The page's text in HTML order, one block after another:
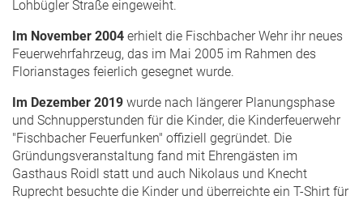
Lohbügler Straße eingeweiht.
Im November 2004 erhielt die Fischbacher Wehr ihr neues
Feuerwehrfahrzeug, das im Mai 2005 im Rahmen des
Florianstages feierlich gesegnet wurde.
Im Dezember 2019 wurde nach längerer Planungsphase
und Schnupperstunden für die Kinder, die Kinderfeuerwehr
"Fischbacher Feuerfunken" offiziell gegründet. Die
Gründungsveranstaltung fand mit Ehrengästen im
Gasthaus Roidl statt und auch Nikolaus und Knecht
Ruprecht besuchte die Kinder und überreichte ein T-Shirt für